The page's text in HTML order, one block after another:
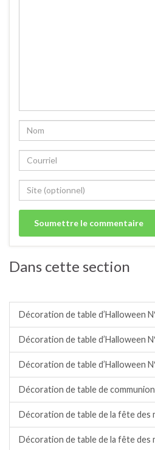
Dans cette section
Décoration de table d’Halloween
Décoration de table d’Halloween
Décoration de table d’Halloween
Décoration de table de
Décoration de table de la fête des
Décoration de table de la fête des